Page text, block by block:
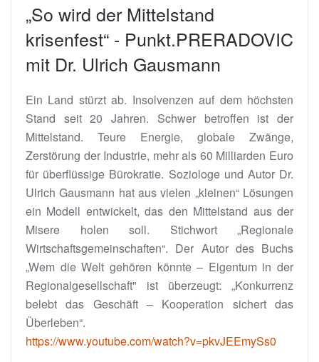
„So wird der Mittelstand
krisenfest“ - Punkt.PRERADOVIC
mit Dr. Ulrich Gausmann
Ein Land stürzt ab. Insolvenzen auf dem höchsten
Stand seit 20 Jahren. Schwer betroffen ist der
Mittelstand. Teure Energie, globale Zwänge,
Zerstörung der Industrie, mehr als 60 Milliarden Euro
für überflüssige Bürokratie. Soziologe und Autor Dr.
Ulrich Gausmann hat aus vielen „kleinen“ Lösungen
ein Modell entwickelt, das den Mittelstand aus der
Misere holen soll. Stichwort „Regionale
Wirtschaftsgemeinschaften“. Der Autor des Buchs
„Wem die Welt gehören könnte – Eigentum in der
Regionalgesellschaft" ist überzeugt: „Konkurrenz
belebt das Geschäft – Kooperation sichert das
Überleben“.
https://www.youtube.com/watch?v=pkvJEEmySs0